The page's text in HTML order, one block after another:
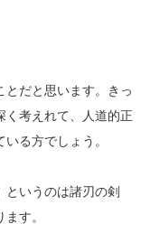
とだと思います。きっ
く考えれて、人道的正
る方でしょう。
というのは諸刃の剣
す。